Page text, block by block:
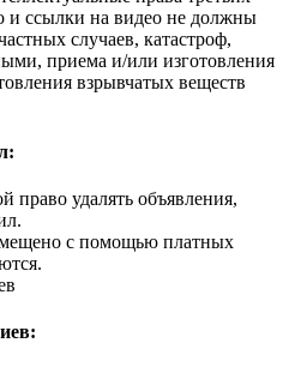
и ссылки на видео не должны
случаев, катастроф,
приема и/или изготовления
взрывчатых веществ
право удалять объявления,
с помощью платных